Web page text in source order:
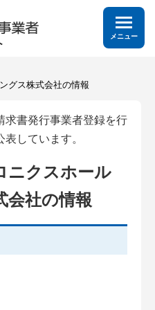
メニュー
グス株式会社の情報
求書発行事業者登録を行
しています。
ニクスホール
会社の情報